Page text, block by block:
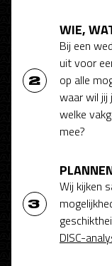
WIE,
Bij een
uit voor
op alle
waar wil jij
welke
mee?
Wij kijken
DISC-